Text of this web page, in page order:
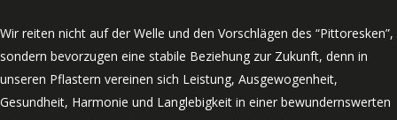
Wir reiten nicht auf der Welle und den Vorschlägen des “Pittoresken”,
sondern bevorzugen eine stabile Beziehung zur Zukunft, denn in
unseren Pflastern vereinen sich Leistung, Ausgewogenheit,
Gesundheit, Harmonie und Langlebigkeit in einer bewundernswerten